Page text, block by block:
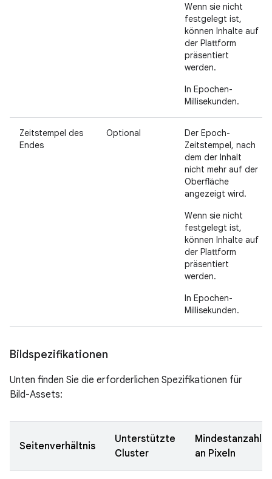
Wenn sie nicht
festgelegt ist,
können Inhalte auf
der Plattform
präsentiert
werden.
In Epochen-
Millisekunden.
Zeitstempel des
Endes
Optional
Der Epoch-
Zeitstempel, nach
dem der Inhalt
nicht mehr auf der
Oberfläche
angezeigt wird.
Wenn sie nicht
festgelegt ist,
können Inhalte auf
der Plattform
präsentiert
werden.
In Epochen-
Millisekunden.
Bildspezifikationen
Unten finden Sie die erforderlichen Spezifikationen für
Bild-Assets:
Seitenverhältnis
Unterstützte
Cluster
Mindestanzahl
an Pixeln